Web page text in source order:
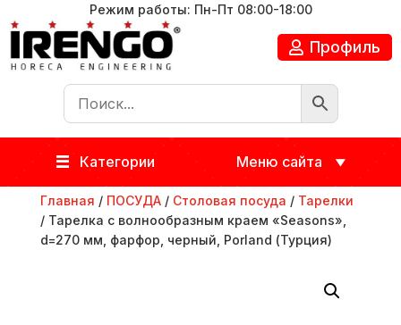
Режим работы: Пн-Пт 08:00-18:00
Профиль
Категории Меню сайта
Главная / ПОСУДА/ Столовая посуда / Тарелки
/ Тарелка с волнообразным краем «Seasons»,
d=270 мм, фарфор, черный, Porland (Турция)